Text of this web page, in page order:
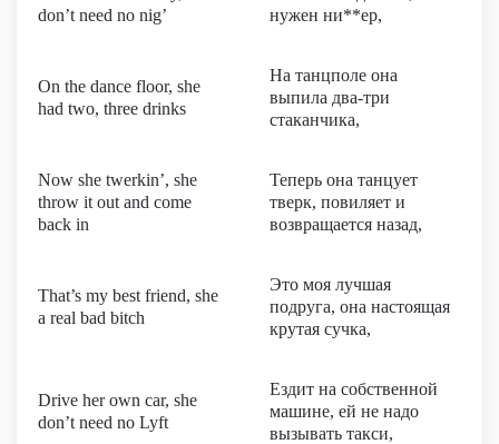
don’t need no nig’
нужен ни**ер,
On the dance floor, she
had two, three drinks
На танцполе она
выпила два-три
стаканчика,
Now she twerkin’, she
throw it out and come
back in
Теперь она танцует
тверк, повиляет и
возвращается назад,
That’s my best friend, she
a real bad bitch
Это моя лучшая
подруга, она настоящая
крутая сучка,
Drive her own car, she
don’t need no Lyft
Ездит на собственной
машине, ей не надо
вызывать такси,